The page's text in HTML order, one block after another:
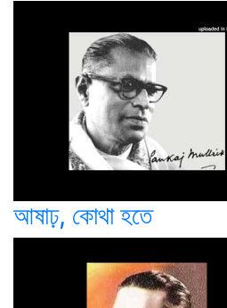
আষাঢ়, কোথা হতে